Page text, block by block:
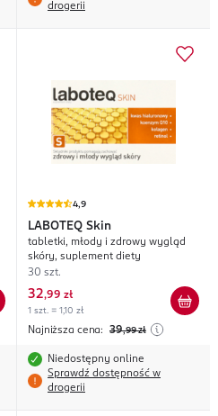
drogerii
4,9
LABOTEQ Skin
tabletki, młody i zdrowy wygląd
skóry, suplement diety
30 szt.
32,99 zł
1 szt. = 1,10 zł
Najniższa cena: 39,99 zł
Niedostępny online
Sprawdź dostępność w
drogerii